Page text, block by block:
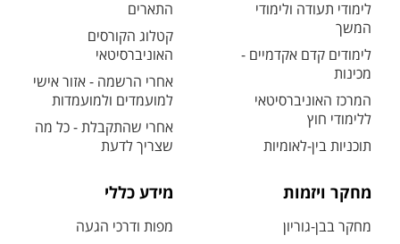
לימודי תעודה ולימודי
המשך
לימודים קדם אקדמיים -
מכינות
המרכז האוניברסיטאי
ללימודי חוץ
תוכניות בין-לאומיות
התארים
קטלוג הקורסים
האוניברסיטאי
אחרי הרשמה - אזור אישי
למועמדים ולמועמדות
אחרי שהתקבלת - כל מה
שצריך לדעת
מחקר ויזמות
מחקר בבן-גוריון
מידע כללי
מפות ודרכי הגעה